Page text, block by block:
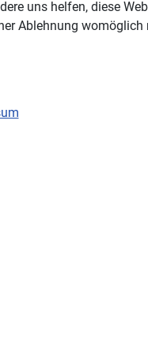
uns helfen, diese
Ablehnung